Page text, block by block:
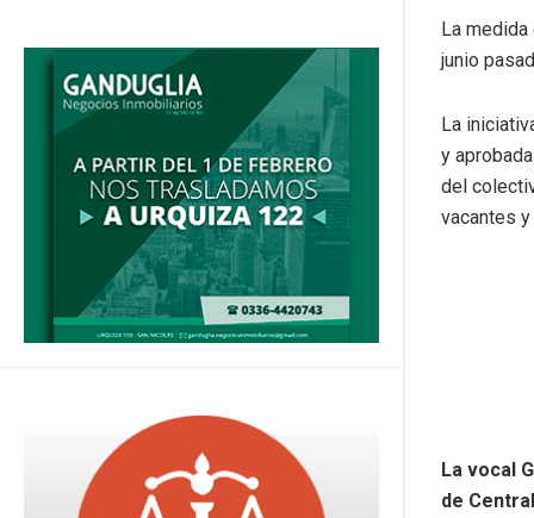
La
junio
La
y
del
vacantes
La vocal
de